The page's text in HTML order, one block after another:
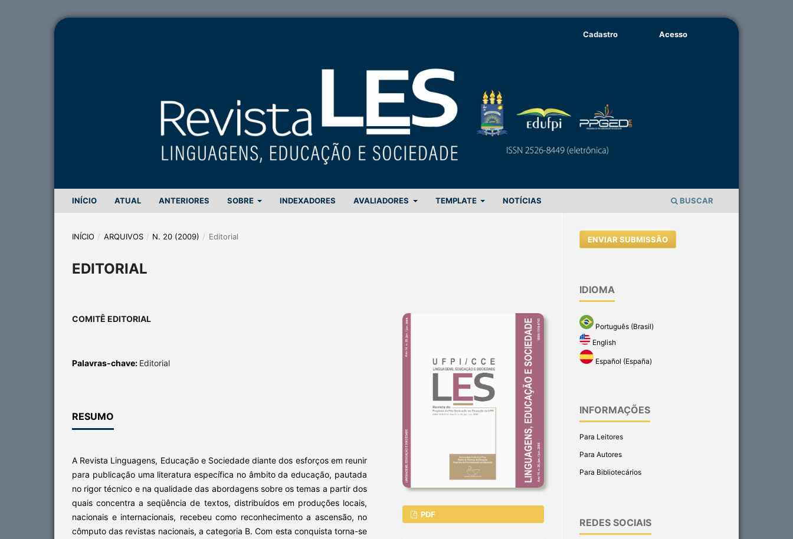
INÍCIO ATUAL ANTERIORES SOBRE INDEXADORES AVALIADORES TEMPLATE NOTÍCIAS BUSCAR
Cadastro Acesso
INÍCIO / ARQUIVOS / N. 20 (2009) / Editorial
EDITORIAL
COMITÊ EDITORIAL
Palavras-chave: Editorial
RESUMO
A Revista Linguagens, Educação e Sociedade diante dos esforços em reunir
para publicação uma literatura específica no âmbito da educação, pautada
no rigor técnico e na qualidade das abordagens sobre os temas a partir dos
quais concentra a seqüência de textos, distribuídos em produções locais,
nacionais e internacionais, recebeu como reconhecimento a ascensão, no
cômputo das revistas nacionais, a categoria B. Com esta conquista torna-se
PDF
ENVIAR SUBMISSÃO
IDIOMA
Português (Brasil)
English
Español (España)
INFORMAÇÕES
Para Leitores
Para Autores
Para Bibliotecários
REDES SOCIAIS